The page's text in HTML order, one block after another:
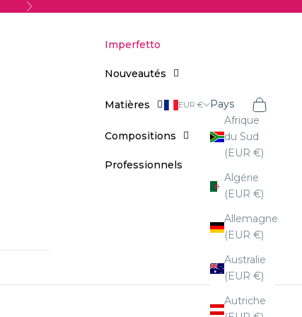
Suivant
Imperfetto
Nouveautés
Matières
Compositions
Professionnels
EUR €
Pays
Afrique
du Sud
(EUR €)
Algérie
(EUR €)
Allemagne
(EUR €)
Australie
(EUR €)
Autriche
Recherche
Votre